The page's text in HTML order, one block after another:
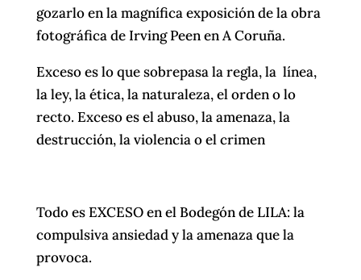
gozarlo en la magnífica exposición de la obra
fotográfica de Irving Peen en A Coruña.
Exceso es lo que sobrepasa la regla, la línea,
la ley, la ética, la naturaleza, el orden o lo
recto. Exceso es el abuso, la amenaza, la
destrucción, la violencia o el crimen
Todo es EXCESO en el Bodegón de LILA: la
compulsiva ansiedad y la amenaza que la
provoca.